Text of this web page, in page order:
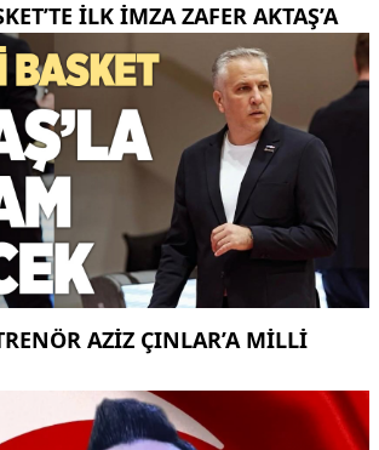
ILK IMZA ZAFER AKTAŞ’A
AZIZ ÇINLAR’A MILLI